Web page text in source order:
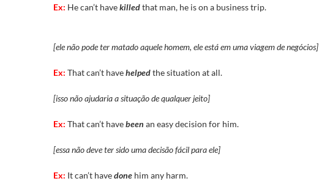
Ex: He can’t havekilledthat man, he is on a business trip.
[ele não pode ter matado aquele homem, ele está em uma viagem de negócios]
Ex: That can’t havehelpedthe situation at all.
[isso não ajudaria a situação de qualquer jeito]
Ex: That can’t havebeen an easy decision for him.
[essa não deve ter sido uma decisão fácil para ele]
Ex: It can’t havedone him any harm.